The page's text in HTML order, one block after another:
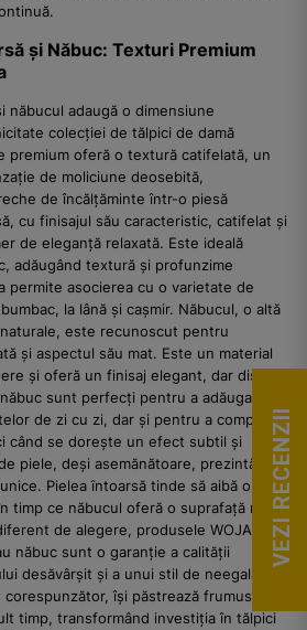
și Năbuc: Texturi Premium
năbucul adaugă o dimensiune
colecției de tălpici de damă
premium oferă o textură catifelată, un
de moliciune deosebită,
de încălțăminte într-o piesă
cu finisajul său caracteristic, catifelat și
de eleganță relaxată. Este ideală
adăugând textură și profunzime
permite asocierea cu o varietate de
la lână și cașmir. Năbucul, o altă
este recunoscut pentru
și aspectul său mat. Este un material
și oferă un finisaj elegant, dar discret.
sunt perfecți pentru a adăuga un
de zi cu zi, dar și pentru a completa
când se dorește un efect subtil și
piele, deși asemănătoare, prezintă
Pielea întoarsă tinde să aibă o
timp ce năbucul oferă o suprafață mai
de alegere, produsele WOJAS din
năbuc sunt o garanție a calității
desăvârșit și a unui stil de neegalat.
își păstrează frumusețea
timp, transformând investiția în tălpici
VEZI RECENZII